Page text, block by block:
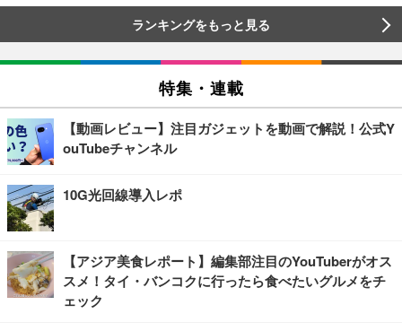
ランキングをもっと見る
特集・連載
【動画レビュー】注目ガジェットを動画で解説！公式Y
ouTubeチャンネル
10G光回線導入レポ
【アジア美食レポート】編集部注目のYouTuberがオス
スメ！タイ・バンコクに行ったら食べたいグルメをチ
ェック